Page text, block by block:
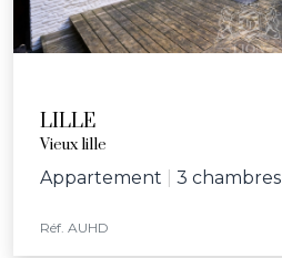
LILLE
Vieux lille
Appartement 3 chambres
Réf. AUHD